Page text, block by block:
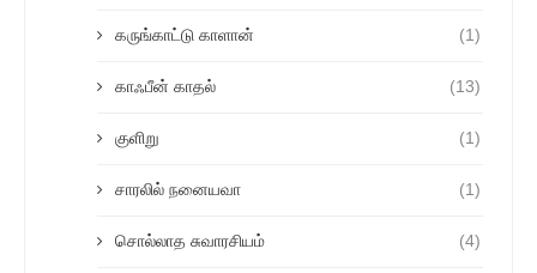
கருங்காட்டு காளான் (1)
காஃபீன் காதல் (13)
குளிறு (1)
சாரலில் நனையவா (1)
சொல்லாத சுவாரசியம் (4)